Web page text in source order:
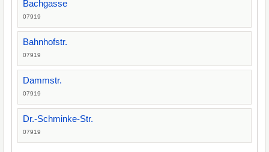
Bachgasse
07919
Bahnhofstr.
07919
Dammstr.
07919
Dr.-Schminke-Str.
07919